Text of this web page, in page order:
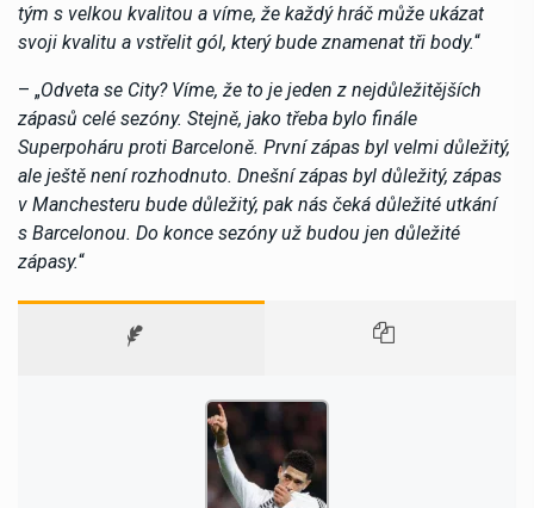
tým s velkou kvalitou a víme, že každý hráč může ukázat
svoji kvalitu a vstřelit gól, který bude znamenat tři body.“
– „Odveta se City? Víme, že to je jeden z nejdůležitějších
zápasů celé sezóny. Stejně, jako třeba bylo finále
Superpoháru proti Barceloně. První zápas byl velmi důležitý,
ale ještě není rozhodnuto. Dnešní zápas byl důležitý, zápas
v Manchesteru bude důležitý, pak nás čeká důležité utkání
s Barcelonou. Do konce sezóny už budou jen důležité
zápasy.“